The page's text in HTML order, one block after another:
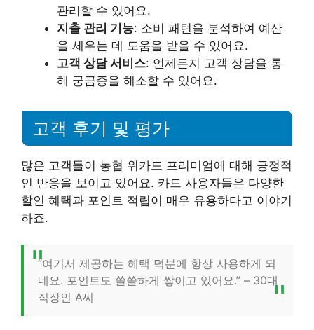
관리할 수 있어요.
지출 관리 기능: 소비 패턴을 분석하여 예산
을 세우는 데 도움을 받을 수 있어요.
고객 상담 서비스: 언제든지 고객 상담을 통
해 궁금증을 해소할 수 있어요.
고객 후기 및 평가
많은 고객들이 농협 위카드 프리미엄에 대해 긍정적
인 반응을 보이고 있어요. 카드 사용자들은 다양한
할인 혜택과 포인트 적립이 매우 유용하다고 이야기
하죠.
“여기서 제공하는 혜택 덕분에 항상 사용하게 되
네요. 포인트도 쏠쏠하게 쌓이고 있어요.” – 30대
직장인 A씨